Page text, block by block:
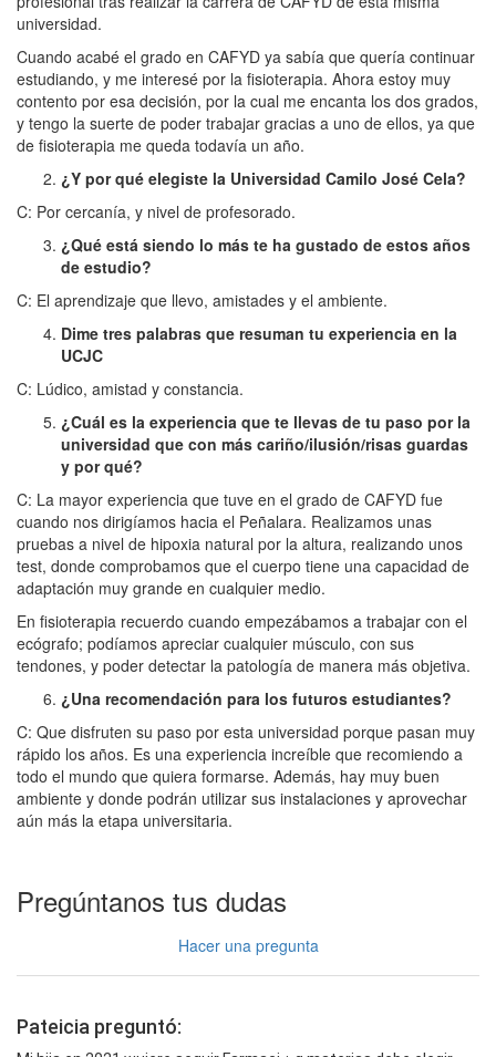
universidad.
Cuando acabé el grado en CAFYD ya sabía que quería continuar
estudiando, y me interesé por la fisioterapia. Ahora estoy muy
contento por esa decisión, por la cual me encanta los dos grados,
y tengo la suerte de poder trabajar gracias a uno de ellos, ya que
de fisioterapia me queda todavía un año.
¿Y por qué elegiste la Universidad Camilo José Cela?
C: Por cercanía, y nivel de profesorado.
¿Qué está siendo lo más te ha gustado de estos años
de estudio?
C: El aprendizaje que llevo, amistades y el ambiente.
Dime tres palabras que resuman tu experiencia en la
UCJC
C: Lúdico, amistad y constancia.
¿Cuál es la experiencia que te llevas de tu paso por la
universidad que con más cariño/ilusión/risas guardas
y por qué?
C: La mayor experiencia que tuve en el grado de CAFYD fue
cuando nos dirigíamos hacia el Peñalara. Realizamos unas
pruebas a nivel de hipoxia natural por la altura, realizando unos
test, donde comprobamos que el cuerpo tiene una capacidad de
adaptación muy grande en cualquier medio.
En fisioterapia recuerdo cuando empezábamos a trabajar con el
ecógrafo; podíamos apreciar cualquier músculo, con sus
tendones, y poder detectar la patología de manera más objetiva.
¿Una recomendación para los futuros estudiantes?
C: Que disfruten su paso por esta universidad porque pasan muy
rápido los años. Es una experiencia increíble que recomiendo a
todo el mundo que quiera formarse. Además, hay muy buen
ambiente y donde podrán utilizar sus instalaciones y aprovechar
aún más la etapa universitaria.
Pregúntanos tus dudas
Hacer una pregunta
Pateicia preguntó: